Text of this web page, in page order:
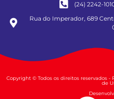
(24) 2242-
Rua do Imperador, 689
Copyright © Todos os direitos reservados -
de